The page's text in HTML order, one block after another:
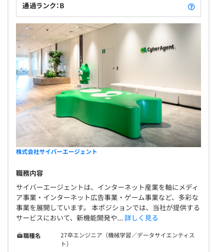
通過ランク：B
株式会社サイバーエージェント
職務内容
サイバーエージェントは、インターネット産業を軸にメディ
ア事業・インターネット広告事業・ゲーム事業など、多彩な
事業を展開しています。 本ポジションでは、当社が提供する
サービスにおいて、新機能開発や... 詳しく見る
職種名
27卒エンジニア（機械学習／データサイエンティス
ト）